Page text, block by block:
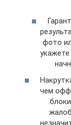
фото
чем